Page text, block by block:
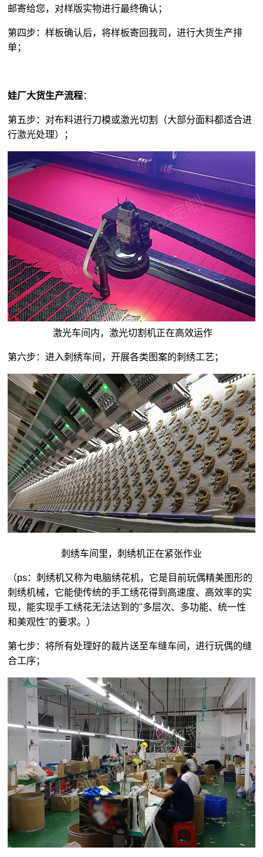
邮寄给您，对样版实物进行最终确认；
第四步：样板确认后，将样板寄回我司，进行大货生产排
单；
娃厂大货生产流程：
第五步：对布料进行刀模或激光切割（大部分面料都适合进
行激光处理）；
激光车间内，激光切割机正在高效运作
第六步：进入刺绣车间，开展各类图案的刺绣工艺；
刺绣车间里，刺绣机正在紧张作业
（ps：刺绣机又称为电脑绣花机，它是目前玩偶精美图形的
刺绣机械，它能使传统的手工绣花得到高速度、高效率的实
现，能实现手工绣花无法达到的"多层次、多功能、统一性
和美观性"的要求。）
第七步：将所有处理好的裁片送至车缝车间，进行玩偶的缝
合工序；